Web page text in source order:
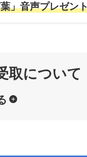
」音声プレゼン
取について